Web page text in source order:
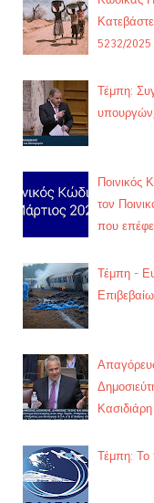
5232/2025
Τέμπη:
Ποινικός
τον
που
Τέμπη -
Κασιδιάρη
Τέμπη: